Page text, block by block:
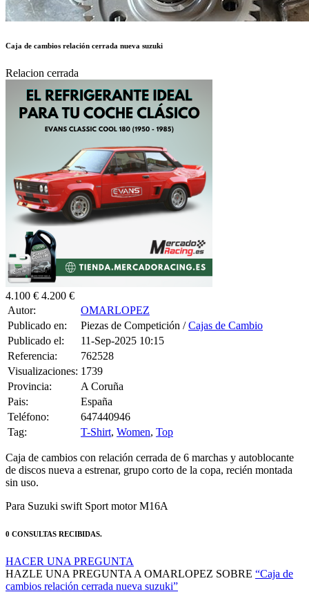
4.100 € 4.200 €
Autor:
Publicado en:
Piezas de Competición /
Publicado el:
11-Sep-2025 10:15
Referencia:
762528
Visualizaciones:
1739
Provincia:
A Coruña
Pais:
España
Teléfono:
647440946
Tag:
T-Shirt,Women
Caja de cambios con relación cerrada de 6 marchas y autoblocante
de discos nueva a estrenar, grupo corto de la copa, recién montada
sin uso.
Para Suzuki swift Sport motor M16A
HAZLE UNA PREGUNTA A OMARLOPEZ SOBRE
cambios relación cerrada nueva suzuki”
Debes estar logueado para poder realizar la consulta